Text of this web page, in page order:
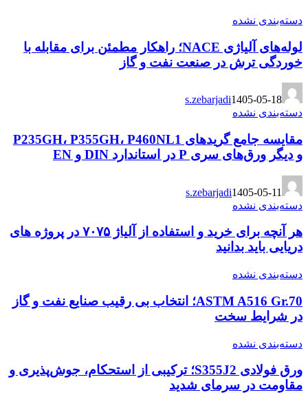
دسته‌بندی نشده
لوله‌های آلیاژی NACE؛ راهکار مطمئن برای مقابله با
خوردگی ترش در صنعت نفت و گاز
s.zebarjadi1405-05-18
دسته‌بندی نشده
مقایسه جامع گریدهای P235GH، P355GH، P460NL1
و دیگر ورق‌های سری P در استاندارد DIN و EN
s.zebarjadi1405-05-11
دسته‌بندی نشده
هر آنچه برای خرید و استفاده از آلیاژ ۷۰۷۵ در پروژه های
دریایی باید بدانید
دسته‌بندی نشده
ASTM A516 Gr.70؛ انتخاب بی رقیب صنایع نفت و گاز
در شرایط سخت
دسته‌بندی نشده
ورق فولادی S355J2؛ ترکیبی از استحکام، جوش‌پذیری و
مقاومت در سرمای شدید